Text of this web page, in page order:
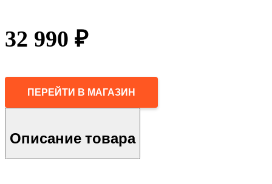
32 990 ₽
ПЕРЕЙТИ В МАГАЗИН
Описание товара